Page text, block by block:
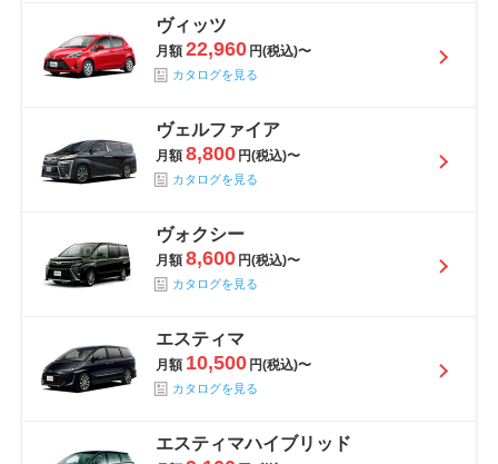
ヴィッツ
月額 22,960 円(税込)〜
カタログを見る
ヴェルファイア
月額 8,800 円(税込)〜
カタログを見る
ヴォクシー
月額 8,600 円(税込)〜
カタログを見る
エスティマ
月額 10,500 円(税込)〜
カタログを見る
エスティマハイブリッド